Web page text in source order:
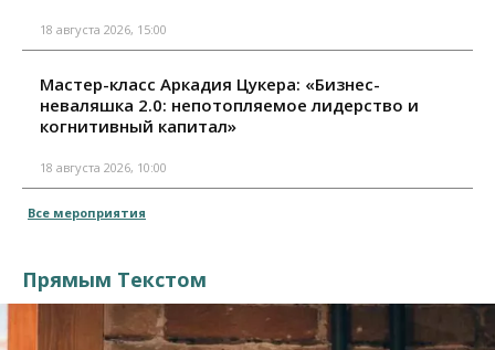
18 августа 2026, 15:00
Мастер-класс Аркадия Цукера: «Бизнес-
неваляшка 2.0: непотопляемое лидерство и
когнитивный капитал»
18 августа 2026, 10:00
Все мероприятия
Прямым Текстом